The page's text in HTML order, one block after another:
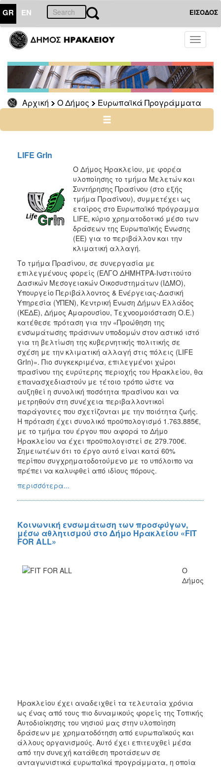
GR EN ΕΙΣΟΔΟΣ
Toggle
Αρχική Ο Δήμος Ευρωπαϊκά Προγράμματα
ΔΗΜΟΣ
Ευρωπαϊκά
Προγράμματα
Διασυνοριακά
Διακρατικά
IMPULSE
Global
Goals
For
Cities
KAIRÓS
Α2UFood
WINPOL
Αλέξανδρος
Μπαλτατζής
Λειτουργική
Eνοποίηση
Yφιστάμενων
Πληροφοριακών
Συστημάτων
Παλαιότερα
Έργα
ΤΟΠΟΣ
ΠΟΛΙΤΙΣΜΟΣ
LIFE GrIn
Ο Δήμος Ηρακλείου, με φορέα
υλοποίησης το τμήμα Μελετών και
Συντήρησης Πρασίνου (στο εξής
τμήμα Πρασίνου), συμμετέχει ως
εταίρος στο Ευρωπαϊκό πρόγραμμα
LIFE, κύριο χρηματοδοτικό μέσο των
δράσεων της Ευρωπαϊκής Ένωσης
(ΕΕ) για το περιβάλλον και την
κλιματική αλλαγή.
Το τμήμα Πρασίνου, σε συνεργασία με
επιλεγμένους φορείς (ΕΛΓΟ ΔΗΜΗΤΡΑ-Ινστιτούτο
Δασικών Μεσογειακών Οικοσυστημάτων (ΙΔΜΟ),
Υπουργείο Περιβάλλοντος & Ενέργειας-Δασική
Υπηρεσία (ΥΠΕΝ), Κεντρική Ένωση Δήμων Ελλάδος
(ΚΕΔΕ), Δήμος Αμαρουσίου, Τεχνοομοιόσταση Ο.Ε.)
κατέθεσε πρόταση για την «Προώθηση της
ενσωμάτωσης πράσινων υποδομών στον αστικό ιστό
για τη βελτίωση της κυβερνητικής πολιτικής σε
σχέση με την κλιματική αλλαγή στις πόλεις (LIFE
GrIn)». Πιο συγκεκριμένα, επιλεγμένοι χώροι
πρασίνου της ευρύτερης περιοχής του Ηρακλείου, θα
επανασχεδιαστούν με τέτοιο τρόπο ώστε να
αυξηθεί η συνολική ποσότητα πρασίνου και να
μετρηθούν στη συνέχεια περιβαλλοντικοί
παράγοντες που σχετίζονται με την ποιότητα ζωής.
Η πρόταση έχει συνολικό προϋπολογισμό 1.763.885€,
με το τμήμα του έργου που αφορά το Δήμο
Ηρακλείου να έχει προϋπολογιστεί σε 279.700€.
Σημειωτέων ότι το έργο αυτό είναι κατά 60%
περίπου συγχρηματοδοτούμενο με το υπόλοιπο να
πρέπει να καλυφθεί από ιδίους πόρους.
περισσότερα...
Κοινωνική ενσωμάτωση των προσφύγων,
μέσω αθλητισμού στο Δήμο Ηρακλείου «FIT
FOR ALL»
Ο
Δήμος
Ηρακλείου έχει αναδειχθεί τα τελευταία χρόνια
ως ένας από τους πιο δυναμικούς φορείς της Τοπικής
Αυτοδιοίκησης του νησιού μας στην υλοποίηση
δράσεων με χρηματοδότηση από ευρωπαϊκούς και
άλλους οργανισμούς. Αυτό έχει επιτευχθεί μέσα
από την συνεχή κατάθεση προτάσεων σε
ανταγωνιστικά ευρωπαϊκά προγράμματα, η οποία